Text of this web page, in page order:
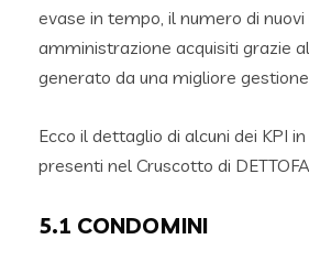
evase in tempo, il numero di nuovi
amministrazione acquisiti grazie
generato da una migliore
Ecco il dettaglio di alcuni dei KPI
presenti nel Cruscotto di
5.1 CONDOMINI